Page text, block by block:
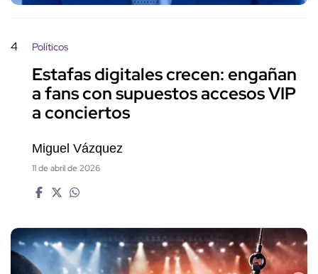
4 Políticos
Estafas digitales crecen: engañan
a fans con supuestos accesos VIP
a conciertos
Miguel Vázquez
11 de abril de 2026